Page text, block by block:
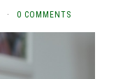
· 0 COMMENTS